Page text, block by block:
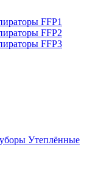
FFP1
FFP2
FFP3
Утеплённые